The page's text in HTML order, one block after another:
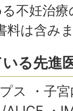
不妊治
料は含み
る先進
ス ・子